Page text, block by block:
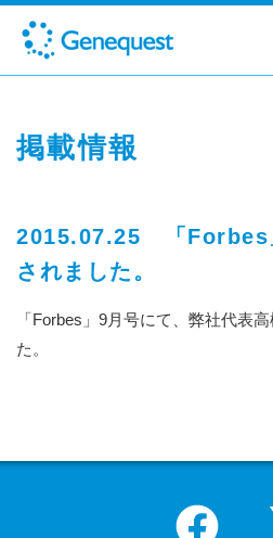
掲載情報
2015.07.25 「Forbes
されました。
「Forbes」9月号にて、弊社代表
た。